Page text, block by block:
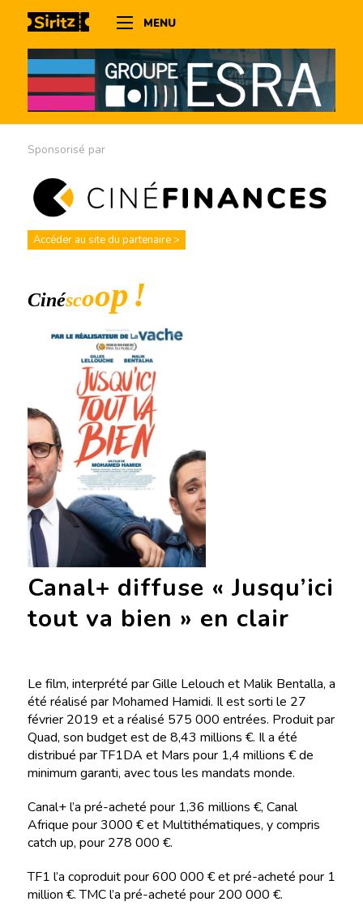
MENU
Sponsorisé par
Accéder au site du partenaire >
Canal+ diffuse « Jusqu’ici
tout va bien » en clair
Le film, interprété par Gille Lelouch et Malik Bentalla, a
été réalisé par Mohamed Hamidi. Il est sorti le 27
février 2019 et a réalisé 575 000 entrées. Produit par
Quad, son budget est de 8,43 millions €. Il a été
distribué par TF1DA et Mars pour 1,4 millions € de
minimum garanti, avec tous les mandats monde.
Canal+ l’a pré-acheté pour 1,36 millions €, Canal
Afrique pour 3000 € et Multithématiques, y compris
catch up, pour 278 000 €.
TF1 l’a coproduit pour 600 000 € et pré-acheté pour 1
million €. TMC l’a pré-acheté pour 200 000 €.